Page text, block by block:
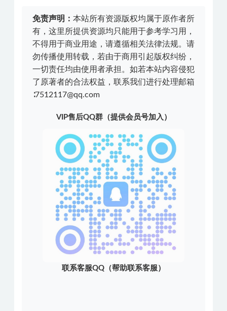
免责声明： 本站所有资源版权均属于原作者所
有，这里所提供资源均只能用于参考学习用，
不得用于商业用途，请遵循相关法律法规。请
勿传播使用转载，若由于商用引起版权纠纷，
一切责任均由使用者承担。如若本站内容侵犯
了原著者的合法权益，联系我们进行处理邮箱
∶7512117@qq.com
VIP售后QQ群（提供会员号加入）
联系客服QQ（帮助联系客服）